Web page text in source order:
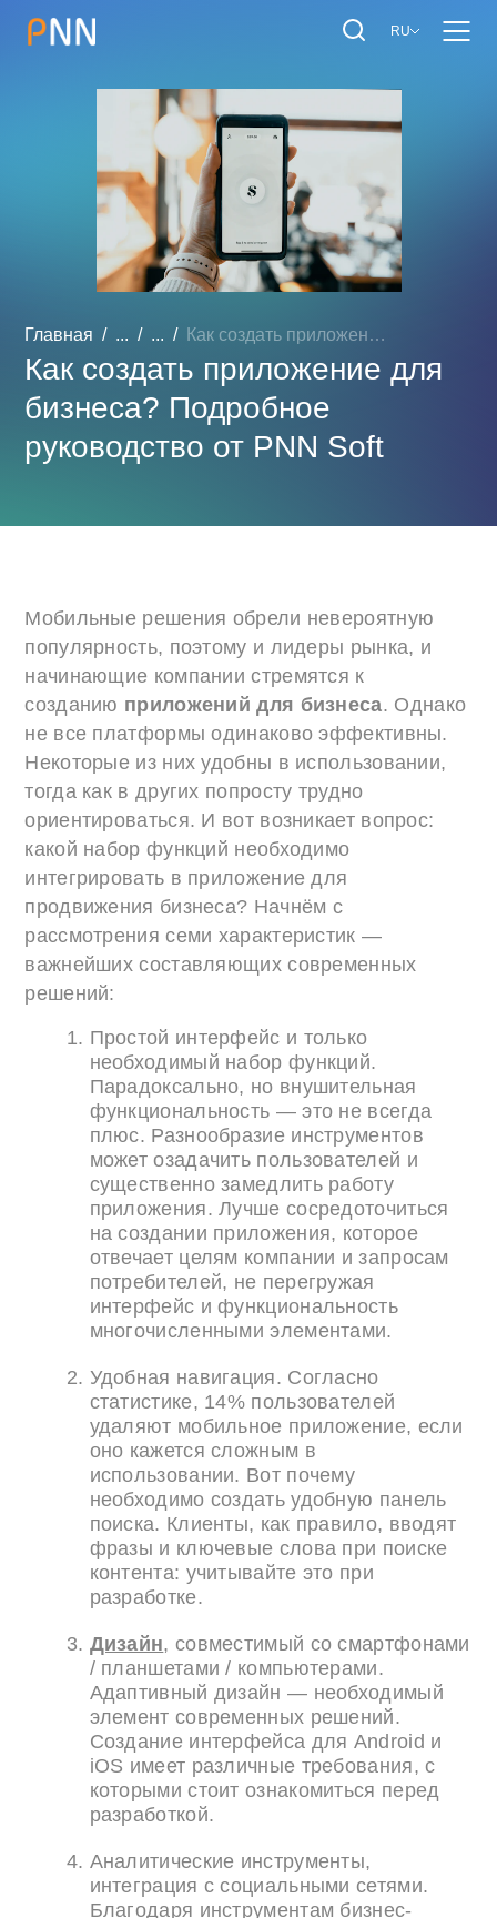
RU
Главная ... ... Как создать приложение дл...
Как создать приложение для
бизнеса? Подробное
руководство от PNN Soft
Мобильные решения обрели невероятную
популярность, поэтому и лидеры рынка, и
начинающие компании стремятся к
созданию приложений для бизнеса. Однако
не все платформы одинаково эффективны.
Некоторые из них удобны в использовании,
тогда как в других попросту трудно
ориентироваться. И вот возникает вопрос:
какой набор функций необходимо
интегрировать в приложение для
продвижения бизнеса? Начнём с
рассмотрения семи характеристик —
важнейших составляющих современных
решений:
Простой интерфейс и только
необходимый набор функций.
Парадоксально, но внушительная
функциональность — это не всегда
плюс. Разнообразие инструментов
может озадачить пользователей и
существенно замедлить работу
приложения. Лучше сосредоточиться
на создании приложения, которое
отвечает целям компании и запросам
потребителей, не перегружая
интерфейс и функциональность
многочисленными элементами.
Удобная навигация. Согласно
статистике, 14% пользователей
удаляют мобильное приложение, если
оно кажется сложным в
использовании. Вот почему
необходимо создать удобную панель
поиска. Клиенты, как правило, вводят
фразы и ключевые слова при поиске
контента: учитывайте это при
разработке.
Дизайн, совместимый со смартфонами
/ планшетами / компьютерами.
Адаптивный дизайн — необходимый
элемент современных решений.
Создание интерфейса для Android и
iOS имеет различные требования, с
которыми стоит ознакомиться перед
разработкой.
Аналитические инструменты,
интеграция с социальными сетями.
Благодаря инструментам бизнес-